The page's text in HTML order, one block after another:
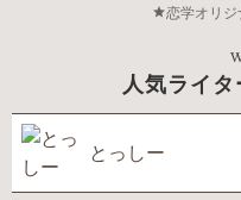
恋学オリジ
人気ライ
とっしー